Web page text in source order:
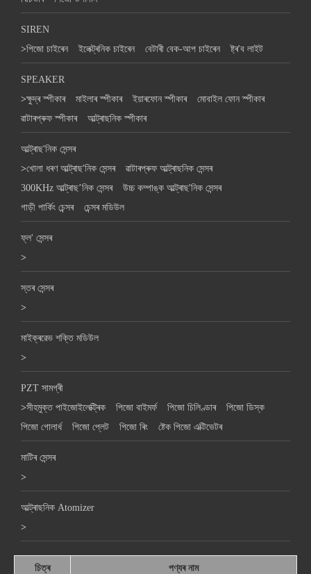
SIREN
>পিজো চাইৰেন ইলেক্ট্ৰনিক চাইৰেন বেটাৰী বেক-আপ চাইৰেন ষ্ট্ৰ'ব লাইট
SPEAKER
>ক্ষুদ্ৰ স্পীকাৰ মাইলাৰ স্পীকাৰ ইয়াৰফোন স্পীকাৰ
মোবাইল ফোন স্পীকাৰ
ৱাটাৰপ্ৰুফ স্পীকাৰ
আল্ট্ৰাছনিক স্পীকাৰ
আল্ট্ৰাছ'নিক সেন্সৰ
>খোলা ধৰণ আল্ট্ৰাছ'নিক সেন্সৰ
ৱাটাৰপ্ৰুফ আল্ট্ৰাছনিক সেন্সৰ
300KHz আল্ট্ৰাছ’নিক সেন্সৰ
উচ্চ কম্পাঙ্ক আল্ট্ৰাছ'নিক সেন্সৰ
গাড়ী পাৰ্কিং চেন্সৰ
চেন্সৰ মডিউল
ফ্ল' সেন্সৰ
>
স্তৰ সেন্সৰ
>
মাইক্ৰৱেভ শক্তি মডিউল
>
PZT সামগ্ৰী
>সীহমুক্ত পাইজোইলেক্ট্ৰিক পিজো বাইমৰ্ফ পিজো চিলিণ্ডাৰ
পিজো ডিস্ক
পিজো গোলাৰ্ধ
পিজো প্লেট পিজো ৰিং ষ্টেক পিজো এক্টিভেটৰ
মাটিৰ সেন্সৰ
>
আল্ট্ৰাছনিক Atomizer
>
চিত্ৰ পণ্যৰ নাম